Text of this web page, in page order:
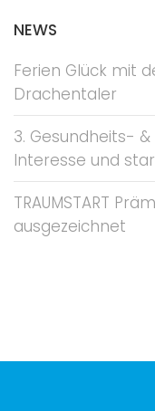
NEWS
Ferien Glück mit
Drachentaler
3. Gesundheits-
Interesse und
TRAUMSTART
ausgezeichnet